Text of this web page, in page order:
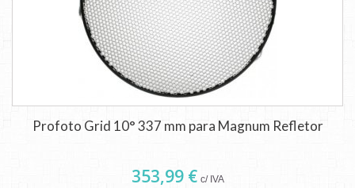
Profoto Grid 10° 337 mm para Magnum Refletor
353,99 € c/ IVA